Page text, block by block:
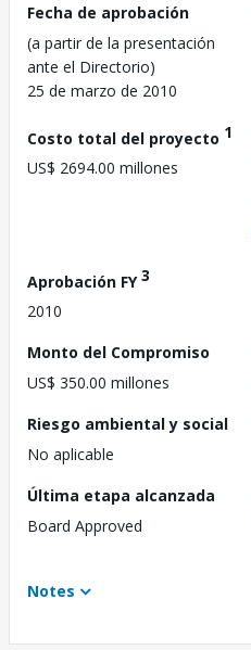
Fecha de aprobación
(a partir de la presentación
ante el Directorio)
25 de marzo de 2010
Costo total del proyecto 1
US$ 2694.00 millones
Aprobación FY3
2010
Monto del Compromiso
US$ 350.00 millones
Riesgo ambiental y social
No aplicable
Última etapa alcanzada
Board Approved
Notes